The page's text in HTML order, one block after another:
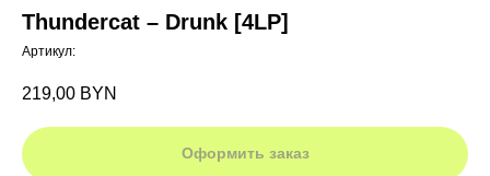
Thundercat – Drunk [4LP]
Артикул:
219,00 BYN
Оформить заказ